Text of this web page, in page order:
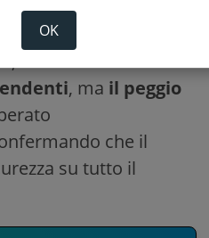
è ormai tornata
, ma il peggio
che il
su tutto il
OK